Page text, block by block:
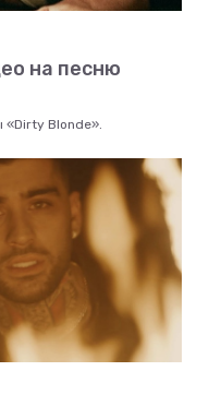
на песню
«Dirty Blonde».